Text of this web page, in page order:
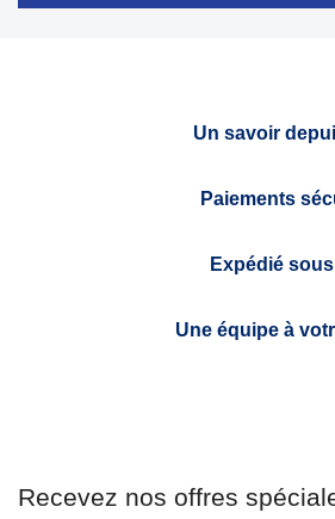
Un savoir
Paiements
Expédié
Une équipe à
Recevez nos offres